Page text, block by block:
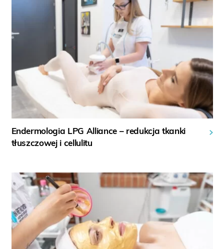
Endermologia LPG Alliance – redukcja tkanki
tłuszczowej i cellulitu